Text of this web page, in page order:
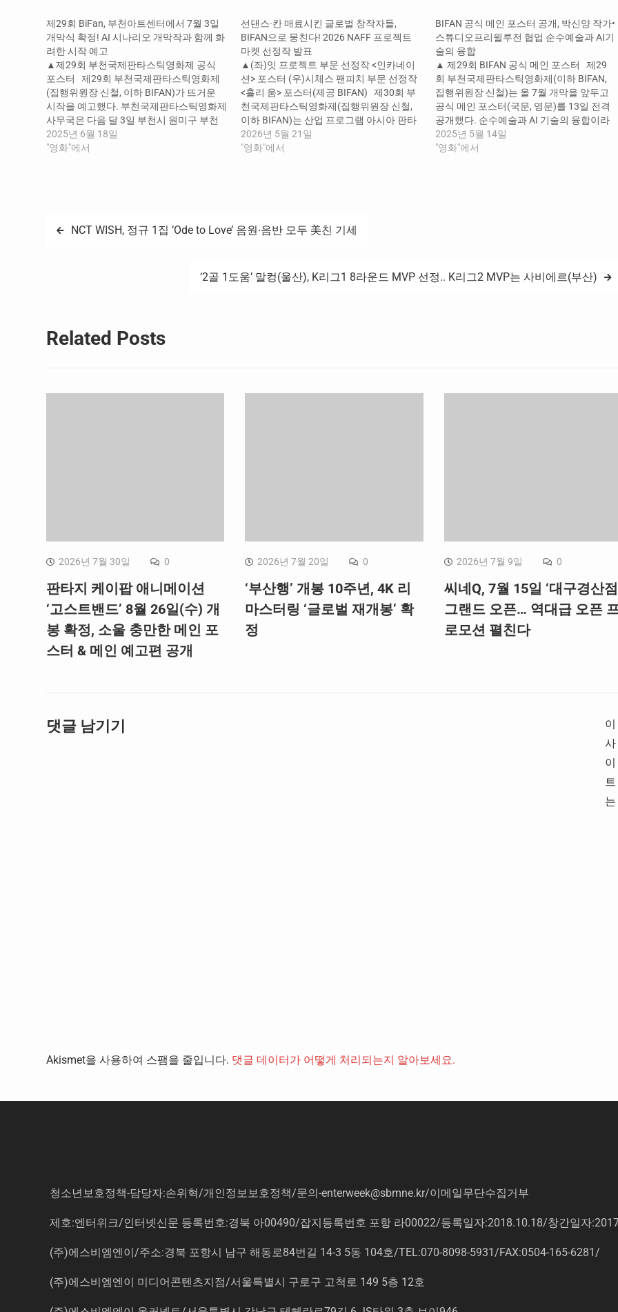
제29회 BiFan, 부천아트센터에서 7월 3일
개막식 확정! AI 시나리오 개막작과 함께 화
려한 시작 예고
▲제29회 부천국제판타스틱영화제 공식
포스터 제29회 부천국제판타스틱영화제
(집행위원장 신철, 이하 BIFAN)가 뜨거운
시작을 예고했다. 부천국제판타스틱영화제
사무국은 다음 달 3일 부천시 원미구 부천
아트센터에서 제29회 BIFAN 개막식이 펼
쳐진다고 18일 밝혔다. 올해 개막식은 지난
2025년 6월 18일
"영화"에서
선댄스·칸 매료시킨 글로벌 창작자들,
BIFAN으로 뭉친다! 2026 NAFF 프로젝트
마켓 선정작 발표
▲(좌)잇 프로젝트 부문 선정작 <인카네이
션> 포스터 (우)시체스 팬피치 부문 선정작
<홀리 움> 포스터(제공 BIFAN) 제30회 부
천국제판타스틱영화제(집행위원장 신철,
이하 BIFAN)는 산업 프로그램 아시아 판타
스틱 영화 제작네트워크(Network of Asian
Fantastic Films, 이하 NAFF)의 프로젝트 마
2026년 5월 21일
"영화"에서
BIFAN 공식 메인 포스터 공개, 박신양 작가•
스튜디오프리윌루전 협업 순수예술과 AI기
술의 융합
▲ 제29회 BIFAN 공식 메인 포스터 제29
회 부천국제판타스틱영화제(이하 BIFAN,
집행위원장 신철)는 올 7월 개막을 앞두고
공식 메인 포스터(국문, 영문)를 13일 전격
공개했다. 순수예술과 AI 기술의 융합이라
는 혁신적 시도를 통해 예술과 기술의 경계
를 넘나드는 새로운 방향을 제시한다. 올해
2025년 5월 14일
"영화"에서
글 NCT WISH, 정규 1집 ‘Ode to Love’ 음원∙음반 모두 美친 기세
‘2골 1도움’ 말컹(울산), K리그1 8라운드 MVP 선정.. K리그2 MVP는 사비에르(부산)
Related Posts
2026년 7월 30일 0
판타지 케이팝 애니메이션
‘고스트밴드’ 8월 26일(수) 개
봉 확정, 소울 충만한 메인 포
스터 & 메인 예고편 공개
2026년 7월 20일 0
‘부산행’ 개봉 10주년, 4K 리
마스터링 ‘글로벌 재개봉’ 확
정
2026년 7월 9일 0
씨네Q, 7월 15일 ‘대구경산점
그랜드 오픈… 역대급 오픈
로모션 펼친다
댓글 남기기
이
사
이
트
는
Akismet을 사용하여 스팸을 줄입니다. 댓글 데이터가 어떻게 처리되는지 알아보세요.
청소년보호정책-담당자:손위혁/개인정보보호정책/문의 -enterweek@sbmne.kr/이메일무단수집거부
제호:엔터위크/인터넷신문 등록번호:경북 아00490/잡지등록번호 포항 라00022/등록일자:2018.10.18/창간일자
(주)에스비엠엔이/주소:경북 포항시 남구 해동로84번길 14-3 5동 104호/TEL:070-8098-5931/FAX:0504-165-6281/
(주)에스비엠엔이 미디어콘텐츠지점/서울특별시 구로구 고척로 149 5층 12호